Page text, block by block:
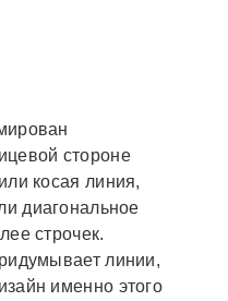
стороне
косая линия,
диагональное
строчек.
линии,
именно этого